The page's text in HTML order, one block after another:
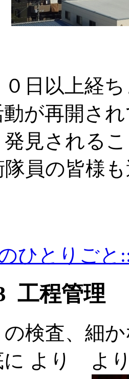
日以上経
が再開さ
見される
員の皆様
ひとりごと
工程管理
の検査、細
に より よ